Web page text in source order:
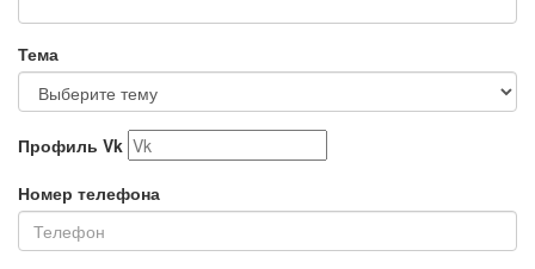
Тема
Профиль Vk
Номер телефона